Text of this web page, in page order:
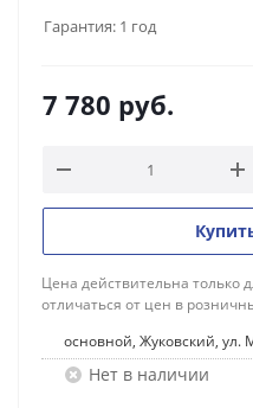
Гарантия: 1 год
7 780 руб.
Цена действительна только
отличаться от цен в
основной, Жуковский, ул.
Нет в наличии